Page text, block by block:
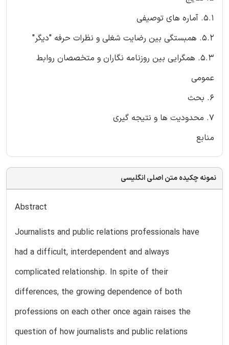
5.1. آماره های توصیفی
5.2. همبستگی بین رضایت شغلی و نظرات حرفه "دیگر"
5.3. همگرایی بین روزنامه نگاران و متخصصان روابط
عمومی
6. بحث
7. محدودیت ها و نتیجه گیری
منابع
نمونه چکیده متن اصلی انگلیسی
Abstract
Journalists and public relations professionals have
had a difficult, interdependent and always
complicated relationship. In spite of their
differences, the growing dependence of both
professions on each other once again raises the
question of how journalists and public relations